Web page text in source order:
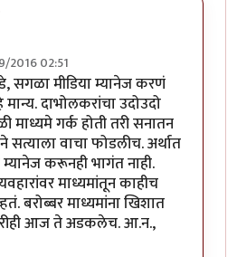
2016 02:51
बातमी दाबलीbyप्रकाश घाटपांडे
सगळा मीडिया म्यानेज करणं
दाभोलकरांचा उदोउदो
माध्यमे गर्क होती तरी सनातन
सत्याला वाचा फोडलीच. अर्थात
करूनही भागंत नाही.
माध्यमांतून काहीच
बरोब्बर माध्यमांना खिशात
आज ते अडकलेच. आ.न.,